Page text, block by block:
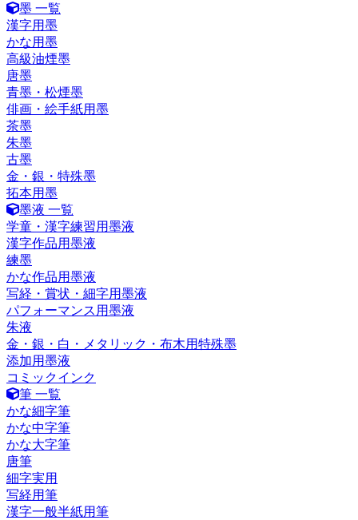
墨 一覧
漢字用墨
かな用墨
高級油煙墨
唐墨
青墨・松煙墨
俳画・絵手紙用墨
茶墨
朱墨
古墨
金・銀・特殊墨
拓本用墨
墨液 一覧
学童・漢字練習用墨液
漢字作品用墨液
練墨
かな作品用墨液
写経・賞状・細字用墨液
パフォーマンス用墨液
朱液
金・銀・白・メタリック・布木用特殊墨
添加用墨液
コミックインク
筆 一覧
かな細字筆
かな中字筆
かな大字筆
唐筆
細字実用
写経用筆
漢字一般半紙用筆